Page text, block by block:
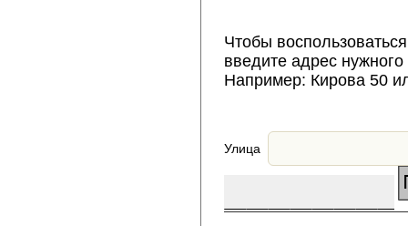
Чтобы
введите адрес
Например: Кирова 50
Улица